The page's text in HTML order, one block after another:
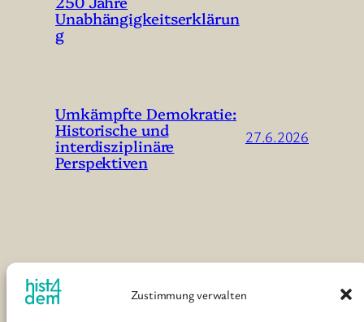
Zustimmung verwalten
Unabhängigkeitserklärun
g
Umkämpfte Demokratie:
Historische und
interdisziplinäre
Perspektiven
27.6.2026
Historiker*innen für eine demokratische